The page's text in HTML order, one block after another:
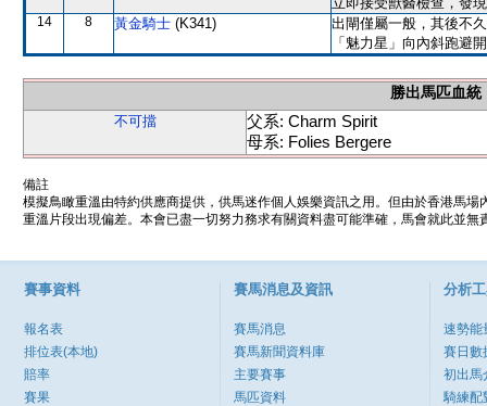
14 8 黃金騎士 (K341)
出閘僅屬一般，其後不
「魅力星」向內斜跑避
勝出馬匹血統
不可擋
父系: Charm Spirit
母系: Folies Bergere
備註
模擬鳥瞰重溫由特約供應商提供，供馬迷作個人娛樂資訊之用。但由於香港馬
重溫片段出現偏差。本會已盡一切努力務求有關資料盡可能準確，馬會就此並
賽事資料
報名表
排位表(本地)
賠率
賽果
賽馬消息及資訊
賽馬消息
賽馬新聞資料庫
主要賽事
馬匹資料
分析
速勢能
賽日數
初出馬
騎練配